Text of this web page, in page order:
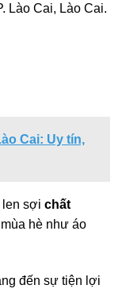
Lào Cai, Lào Cai.
Cai: Uy tín,
len sợi chất
hè như áo
đến sự tiện lợi